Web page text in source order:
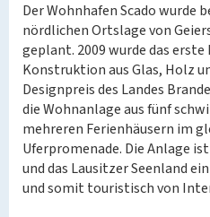
Der Wohnhafen Scado wurde
nördlichen Ortslage von
geplant. 2009 wurde das
Konstruktion aus Glas, Holz
Designpreis des Landes
die Wohnanlage aus fünf
mehreren Ferienhäusern im
Uferpromenade. Die Anlage
und das Lausitzer Seenland
und somit touristisch von